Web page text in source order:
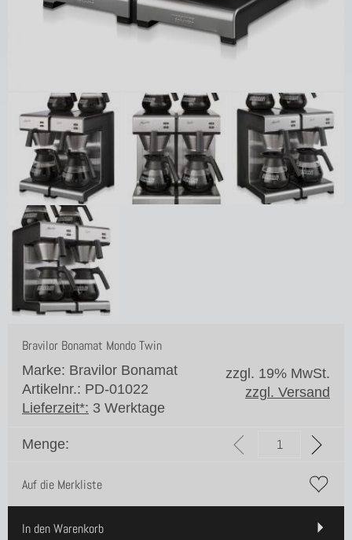
Bravilor Bonamat Mondo Twin
Marke: Bravilor Bonamat
Artikelnr.: PD-01022
Lieferzeit*: 3 Werktage
zzgl. 19% MwSt.
zzgl. Versand
Menge:
Auf die Merkliste
In den Warenkorb